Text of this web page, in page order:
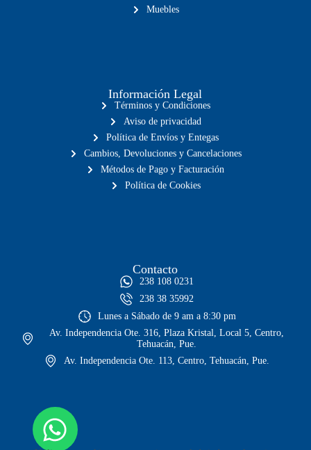
Muebles
Información Legal
Términos y Condiciones
Aviso de privacidad
Política de Envíos y Entegas
Cambios, Devoluciones y Cancelaciones
Métodos de Pago y Facturación
Política de Cookies
Contacto
238 108 0231
238 38 35992
Lunes a Sábado de 9 am a 8:30 pm
Av. Independencia Ote. 316, Plaza Kristal, Local 5, Centro,
Tehuacán, Pue.
Av. Independencia Ote. 113, Centro, Tehuacán, Pue.